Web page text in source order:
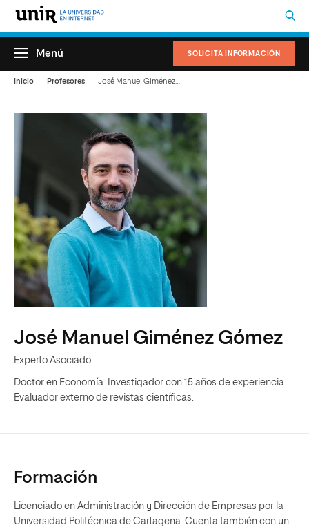
SOLICITA INFORMACIÓN
Menú
Inicio Profesores
José Manuel Giménez Gómez
Experto Asociado
Doctor en Economía. Investigador con 15 años de experiencia.
Evaluador externo de revistas científicas.
Formación
Licenciado en Administración y Dirección de Empresas por la
Universidad Politécnica de Cartagena. Cuenta también con un